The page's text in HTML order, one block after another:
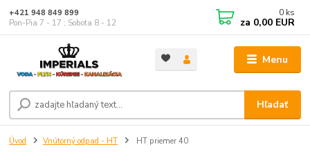
Menu
Hľadať
+421 948 849 899
Pon-Pia 7 - 17 ; Sobota 8 - 12
0 ks
za 0,00 EUR
Úvod Vnútorný odpad - HT HT priemer 40